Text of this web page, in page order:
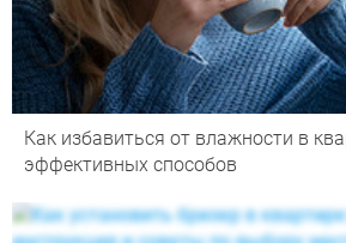
Как избавиться от влажности в
эффективных способов